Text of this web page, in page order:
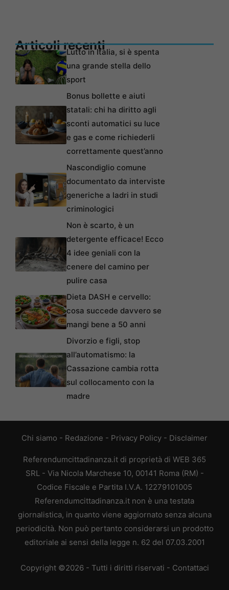
Articoli recentiLutto in Italia, si è spenta
una grande stella dello
sport
Bonus bollette e aiuti
statali: chi ha diritto agli
sconti automatici su luce
e gas e come richiederli
correttamente quest’anno
Nascondiglio comune
documentato da interviste
generiche a ladri in studi
criminologici
Non è scarto, è un
detergente efficace! Ecco
4 idee geniali con la
cenere del camino per
pulire casa
Dieta DASH e cervello:
cosa succede davvero se
mangi bene a 50 anni
Divorzio e figli, stop
all’automatismo: la
Cassazione cambia rotta
sul collocamento con la
madre
Chi siamo - Redazione - Privacy Policy - Disclaimer
Referendumcittadinanza.it di proprietà di WEB 365
SRL - Via Nicola Marchese 10, 00141 Roma (RM) -
Codice Fiscale e Partita I.V.A. 12279101005
Referendumcittadinanza.it non è una testata
giornalistica, in quanto viene aggiornato senza alcuna
periodicità. Non può pertanto considerarsi un prodotto
editoriale ai sensi della legge n. 62 del 07.03.2001
Copyright ©2026 - Tutti i diritti riservati - Contattaci